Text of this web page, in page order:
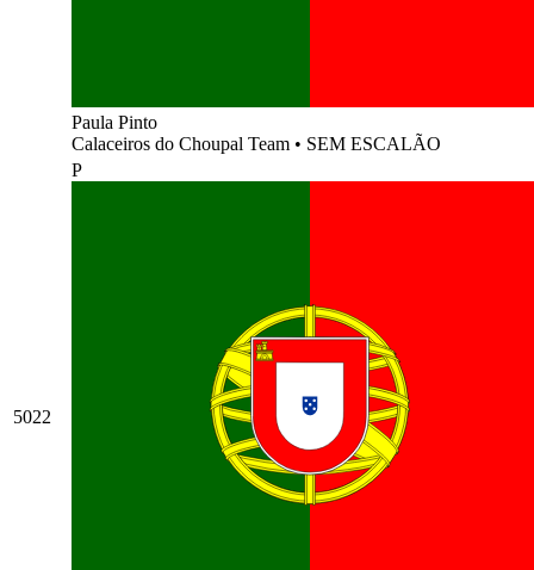
Paula Pinto
Calaceiros do Choupal Team • SEM ESCALÃO
5022
P